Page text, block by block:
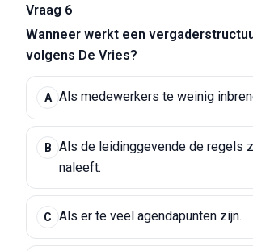
Vraag 6
Wanneer werkt een
volgens De Vries?
A Als medewerkers te weinig
B
Als de leidinggevende de regels
naleeft.
C Als er te veel agendapunten zijn.